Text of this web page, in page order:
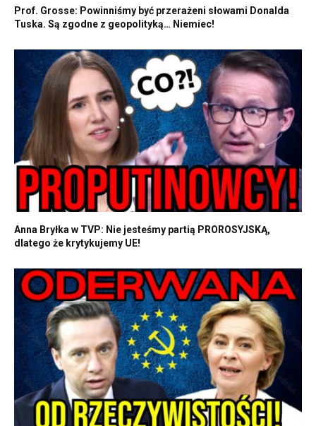
Prof. Grosse: Powinniśmy być przerażeni słowami Donalda
Tuska. Są zgodne z geopolityką… Niemiec!
Anna Bryłka w TVP: Nie jesteśmy partią PROROSYJSKĄ,
dlatego że krytykujemy UE!